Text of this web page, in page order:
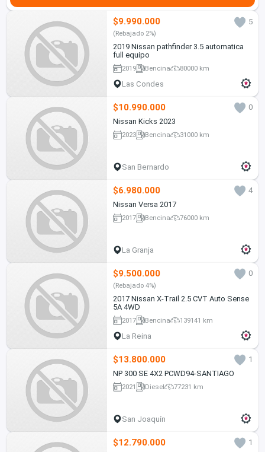
$9.990.000 5
(Rebajado 2%)
2019 Nissan pathfinder 3.5 automatica
full equipo
2019 Bencina 80000 km
Las Condes
$10.990.000
0
Nissan Kicks 2023
2023 Bencina 31000 km
San Bernardo
$6.980.000
4
Nissan Versa 2017
2017 Bencina 76000 km
La Granja
$9.500.000 0
(Rebajado 4%)
2017 Nissan X-Trail 2.5 CVT Auto Sense
5A 4WD
2017 Bencina 139141 km
La Reina
$13.800.000
1
NP 300 SE 4X2 PCWD94-SANTIAGO
2021 Diesel 77231 km
San Joaquín
$12.790.000
1